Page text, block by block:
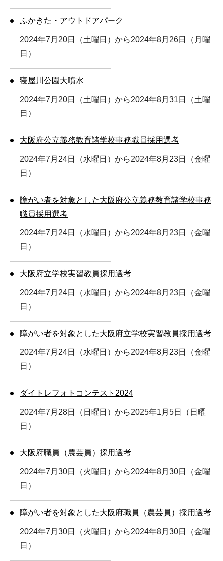
ふかきた・アウトドアパーク
2024年7月20日（土曜日）から2024年8月26日（月曜
日）
寝屋川公園大噴水
2024年7月20日（土曜日）から2024年8月31日（土曜
日）
大阪府公立義務教育諸学校事務職員採用選考
2024年7月24日（水曜日）から2024年8月23日（金曜
日）
障がい者を対象とした大阪府公立義務教育諸学校事務
職員採用選考
2024年7月24日（水曜日）から2024年8月23日（金曜
日）
大阪府立学校実習教員採用選考
2024年7月24日（水曜日）から2024年8月23日（金曜
日）
障がい者を対象とした大阪府立学校実習教員採用選考
2024年7月24日（水曜日）から2024年8月23日（金曜
日）
ダイトレフォトコンテスト2024
2024年7月28日（日曜日）から2025年1月5日（日曜
日）
大阪府職員（農芸員）採用選考
2024年7月30日（火曜日）から2024年8月30日（金曜
日）
障がい者を対象とした大阪府職員（農芸員）採用選考
2024年7月30日（火曜日）から2024年8月30日（金曜
日）